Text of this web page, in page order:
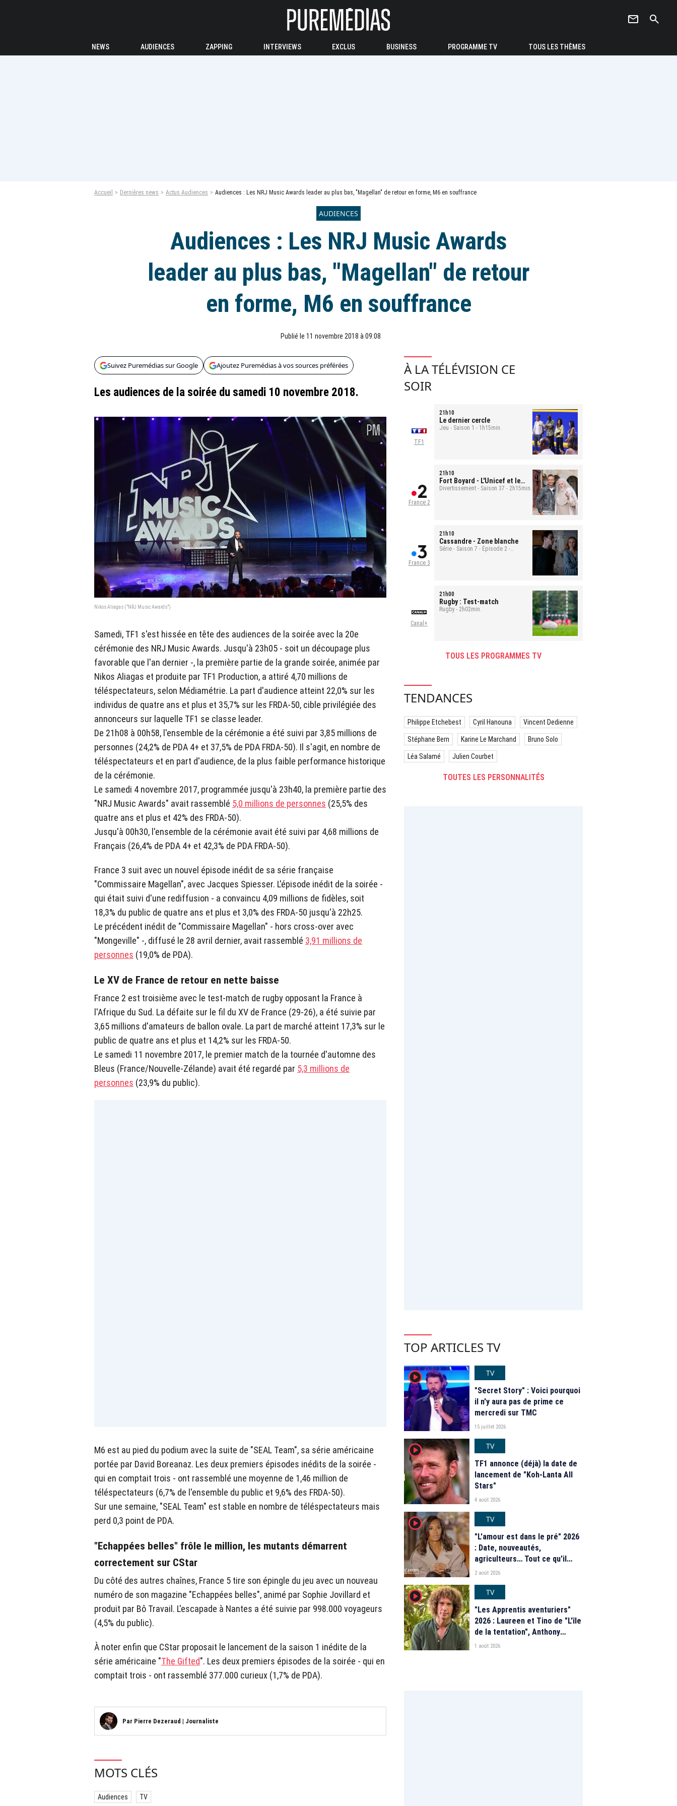
newsletter search
NEWS AUDIENCES ZAPPING INTERVIEWS EXCLUS BUSINESS PROGRAMME TV TOUS LES THÈMES
Accueil Dernières news Actus Audiences Audiences : Les NRJ Music Awards leader au plus bas, "Magellan" de retour en forme, M6 en souffrance
AUDIENCES
Audiences : Les NRJ Music Awards
leader au plus bas, "Magellan" de retour
en forme, M6 en souffrance
Publié le 11 novembre 2018 à 09:08
Suivez Puremédias sur Google Ajoutez Puremédias à vos sources préférées
Les audiences de la soirée du samedi 10 novembre 2018.
Nikos Aliagas ("NRJ Music Awards")
Samedi, TF1 s'est hissée en tête des audiences de la soirée avec la 20e
cérémonie des NRJ Music Awards. Jusqu'à 23h05 - soit un découpage plus
favorable que l'an dernier -, la première partie de la grande soirée, animée par
Nikos Aliagas et produite par TF1 Production, a attiré 4,70 millions de
téléspectateurs, selon Médiamétrie. La part d'audience atteint 22,0% sur les
individus de quatre ans et plus et 35,7% sur les FRDA-50, cible privilégiée des
annonceurs sur laquelle TF1 se classe leader.
De 21h08 à 00h58, l'ensemble de la cérémonie a été suivi par 3,85 millions de
personnes (24,2% de PDA 4+ et 37,5% de PDA FRDA-50). Il s'agit, en nombre de
téléspectateurs et en part d'audience, de la plus faible performance historique
de la cérémonie.
Le samedi 4 novembre 2017, programmée jusqu'à 23h40, la première partie des
"NRJ Music Awards" avait rassemblé 5,0 millions de personnes (25,5% des
quatre ans et plus et 42% des FRDA-50).
Jusqu'à 00h30, l'ensemble de la cérémonie avait été suivi par 4,68 millions de
Français (26,4% de PDA 4+ et 42,3% de PDA FRDA-50).
France 3 suit avec un nouvel épisode inédit de sa série française
"Commissaire Magellan", avec Jacques Spiesser. L'épisode inédit de la soirée -
qui était suivi d'une rediffusion - a convaincu 4,09 millions de fidèles, soit
18,3% du public de quatre ans et plus et 3,0% des FRDA-50 jusqu'à 22h25.
Le précédent inédit de "Commissaire Magellan" - hors cross-over avec
"Mongeville" -, diffusé le 28 avril dernier, avait rassemblé 3,91 millions de
personnes (19,0% de PDA).
Le XV de France de retour en nette baisse
France 2 est troisième avec le test-match de rugby opposant la France à
l'Afrique du Sud. La défaite sur le fil du XV de France (29-26), a été suivie par
3,65 millions d'amateurs de ballon ovale. La part de marché atteint 17,3% sur le
public de quatre ans et plus et 14,2% sur les FRDA-50.
Le samedi 11 novembre 2017, le premier match de la tournée d'automne des
Bleus (France/Nouvelle-Zélande) avait été regardé par 5,3 millions de
personnes (23,9% du public).
M6 est au pied du podium avec la suite de "SEAL Team", sa série américaine
portée par David Boreanaz. Les deux premiers épisodes inédits de la soirée -
qui en comptait trois - ont rassemblé une moyenne de 1,46 million de
téléspectateurs (6,7% de l'ensemble du public et 9,6% des FRDA-50).
Sur une semaine, "SEAL Team" est stable en nombre de téléspectateurs mais
perd 0,3 point de PDA.
"Echappées belles" frôle le million, les mutants démarrent
correctement sur CStar
Du côté des autres chaînes, France 5 tire son épingle du jeu avec un nouveau
numéro de son magazine "Echappées belles", animé par Sophie Jovillard et
produit par Bô Travail. L'escapade à Nantes a été suivie par 998.000 voyageurs
(4,5% du public).
À noter enfin que CStar proposait le lancement de la saison 1 inédite de la
série américaine "The Gifted". Les deux premiers épisodes de la soirée - qui en
comptait trois - ont rassemblé 377.000 curieux (1,7% de PDA).
Par Pierre Dezeraud | Journaliste
MOTS CLÉS
Audiences TV
À LA TÉLÉVISION CE
SOIR
TF1
21h10
Le dernier cercle
Jeu - Saison 1 - 1h15min.
France 2
21h10
Fort Boyard - L'Unicef et le
Refuge
Divertissement - Saison 37 - 2h15min.
France 3
21h10
Cassandre - Zone blanche
Série - Saison 7 - Épisode 2 -
Canal+
21h00
Rugby : Test-match
Rugby - 2h02min.
TOUS LES PROGRAMMES TV
TENDANCES
Philippe Etchebest Cyril Hanouna Vincent Dedienne
Stéphane Bern Karine Le Marchand Bruno Solo
Léa Salamé Julien Courbet
TOUTES LES PERSONNALITÉS
TOP ARTICLES TV
player2
TV
"Secret Story" : Voici pourquoi
il n'y aura pas de prime ce
mercredi sur TMC
15 juillet 2026
player2
TV
TF1 annonce (déjà) la date de
lancement de "Koh-Lanta All
Stars"
4 août 2026
player2
TV
"L'amour est dans le pré" 2026
: Date, nouveautés,
agriculteurs… Tout ce qu'il
faut savoir sur la saison 21 du
2 août 2026
player2
TV
"Les Apprentis aventuriers"
2026 : Laureen et Tino de "L'île
de la tentation", Anthony
Matéo, Jade Leboeuf... Le
1 août 2026